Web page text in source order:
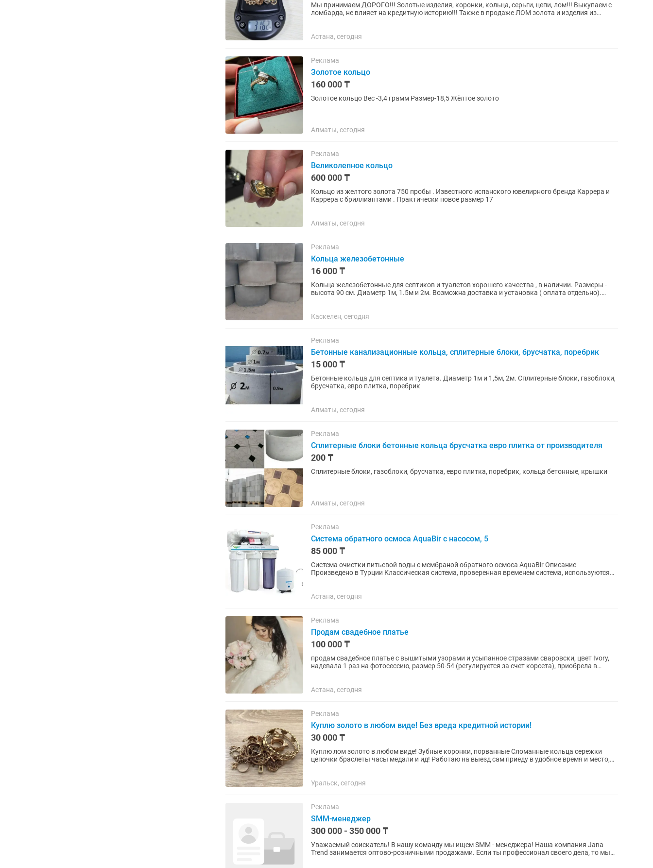
Мы принимаем ДОРОГО!!! Золотые изделия, коронки, кольца, серьги, цепи, лом!!! Выкупаем с
ломбарда, не влияет на кредитную историю!!! Также в продаже ЛОМ золота и изделия из
Астана, сегодня
Реклама
Золотое кольцо
160 000 ₸
Золотое кольцо Вес -3,4 грамм Размер-18,5 Жёлтое золото
Алматы, сегодня
Реклама
Великолепное кольцо
600 000 ₸
Кольцо из желтого золота 750 пробы . Известного испанского ювелирного бренда Каррера и
Каррера с бриллиантами . Практически новое размер 17
Алматы, сегодня
Реклама
Кольца железобетонные
16 000 ₸
Кольца железобетонные для септиков и туалетов хорошего качества , в наличии. Размеры -
высота 90 см. Диаметр 1м, 1.5м и 2м. Возможна доставка и установка ( оплата отдельно).
Каскелен, сегодня
Реклама
Бетонные канализационные кольца, сплитерные блоки, брусчатка, поребрик
15 000 ₸
Бетонные кольца для септика и туалета. Диаметр 1м и 1,5м, 2м. Сплитерные блоки, газоблоки,
брусчатка, евро плитка, поребрик
Алматы, сегодня
Реклама
Сплитерные блоки бетонные кольца брусчатка евро плитка от производителя
200 ₸
Сплитерные блоки, газоблоки, брусчатка, евро плитка, поребрик, кольца бетонные, крышки
Алматы, сегодня
Реклама
Система обратного осмоса AquaBir с насосом, 5
85 000 ₸
Система очистки питьевой воды с мембраной обратного осмоса AquaBir Описание
Произведено в Турции Классическая система, проверенная временем система, используются
Астана, сегодня
Реклама
Продам свадебное платье
100 000 ₸
продам свадебное платье с вышитыми узорами и усыпанное стразами сваровски, цвет Ivory,
надевала 1 раз на фотосессию, размер 50-54 (регулируется за счет корсета), приобрела в
Астана, сегодня
Реклама
Куплю золото в любом виде! Без вреда кредитной истории!
30 000 ₸
Куплю лом золото в любом виде! Зубные коронки, порванные Сломанные кольца сережки
цепочки браслеты часы медали и ид! Работаю на выезд сам приеду в удобное время и место,
Уральск, сегодня
Реклама
SMM-менеджер
300 000 - 350 000 ₸
Уважаемый соискатель! В нашу команду мы ищем SMM - менеджера! Наша компания Jana
Trend занимается оптово-розничными продажами. Если ты профессионал своего дела, то мы